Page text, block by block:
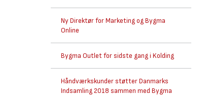
Ny Direktør for Marketing og Bygma
Online
Bygma Outlet for sidste gang i Kolding
Håndværkskunder støtter Danmarks
Indsamling 2018 sammen med Bygma